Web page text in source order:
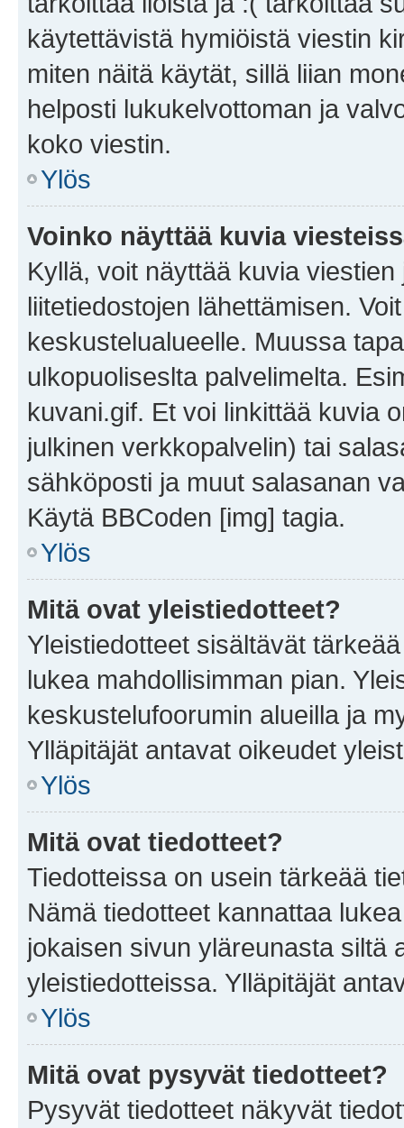
käytettävistä hymiöistä viestin
miten näitä käytät, sillä liian
helposti lukukelvottoman ja
koko viestin.
Ylös
Voinko näyttää kuvia
Kyllä, voit näyttää kuvia
liitetiedostojen lähettämisen.
keskustelualueelle. Muussa
ulkopuoliseslta palvelimelta.
kuvani.gif. Et voi linkittää kuvia
julkinen verkkopalvelin) tai
sähköposti ja muut salasanan
Käytä BBCoden [img] tagia.
Ylös
Mitä ovat yleistiedotteet?
Yleistiedotteet sisältävät
lukea mahdollisimman pian.
keskustelufoorumin alueilla ja
Ylläpitäjät antavat oikeudet
Ylös
Mitä ovat tiedotteet?
Tiedotteissa on usein tärkeää
Nämä tiedotteet kannattaa
jokaisen sivun yläreunasta siltä
yleistiedotteissa. Ylläpitäjät
Ylös
Mitä ovat pysyvät tiedotteet?
Pysyvät tiedotteet näkyvät